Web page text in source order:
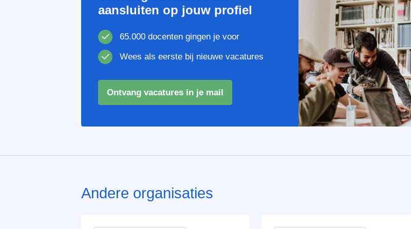
aansluiten op jouw profiel
65.000 docenten gingen je voor
Wees als eerste bij nieuwe vacatures
Ontvang vacatures in je mail
Andere organisaties